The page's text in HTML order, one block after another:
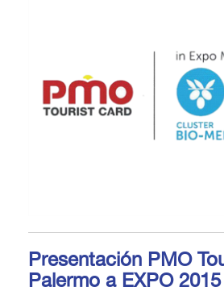
Presentación PMO
Palermo a EXPO